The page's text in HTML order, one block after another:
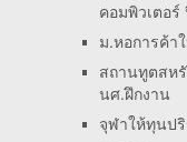
คอมพิวเตอร์
ม.หอการค้า
สถานทูตสหรั
นศ.ฝึกงาน
จุฬาให้ทุนป